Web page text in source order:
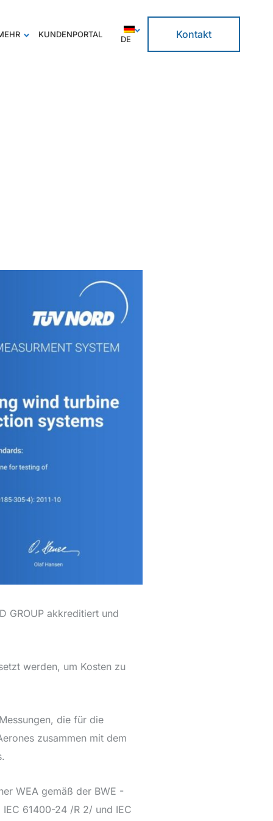
KUNDENPORTAL DE Kontakt
GROUP akkreditiert und
werden, um Kosten zu
die für die
zusammen mit dem
WEA gemäß der BWE -
61400-24 /R 2/ und IEC